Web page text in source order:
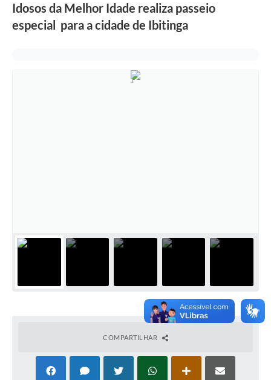
Idosos da Melhor Idade realiza passeio
especial para a cidade de Ibitinga
COMPARTILHAR